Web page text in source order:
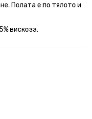
Полата е по тялото и
вискоза.